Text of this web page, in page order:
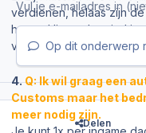
verdienen, helaas zijn
hoger. Hieronder vind je
verdiensten en level.
4.Q: Ik wil graag een
Customs maar het
meer nodig zijn.
Op dit onderwerp
Delen